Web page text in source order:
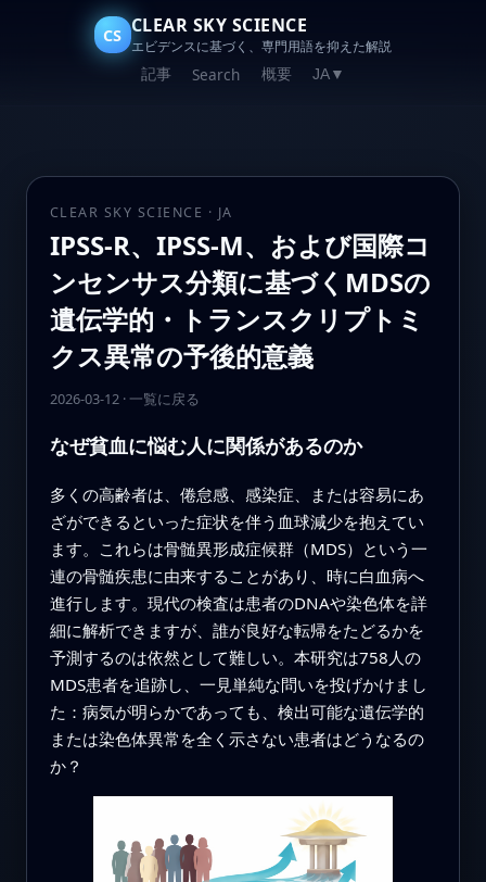
CS CLEAR SKY SCIENCE
エビデンスに基づく、専門用語を抑えた解説
記事 Search 概要 JA▼
CLEAR SKY SCIENCE · JA
IPSS-R、IPSS-M、および国際コ
ンセンサス分類に基づくMDSの
遺伝学的・トランスクリプトミ
クス異常の予後的意義
2026-03-12· 一覧に戻る
なぜ貧血に悩む人に関係があるのか
多くの高齢者は、倦怠感、感染症、または容易にあ
ざができるといった症状を伴う血球減少を抱えてい
ます。これらは骨髄異形成症候群（MDS）という一
連の骨髄疾患に由来することがあり、時に白血病へ
進行します。現代の検査は患者のDNAや染色体を詳
細に解析できますが、誰が良好な転帰をたどるかを
予測するのは依然として難しい。本研究は758人の
MDS患者を追跡し、一見単純な問いを投げかけまし
た：病気が明らかであっても、検出可能な遺伝学的
または染色体異常を全く示さない患者はどうなるの
か？